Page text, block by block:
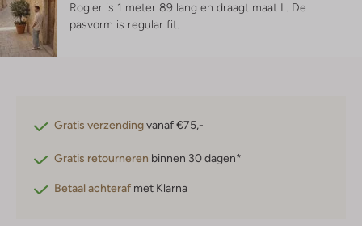
Rogier is 1 meter 89 lang en draagt maat L. De
pasvorm is regular fit
Gratis verzendingvanaf €75,-
Gratis retourneren binnen 30 dagen*
Betaal achteraf met Klarna